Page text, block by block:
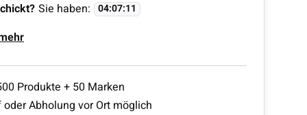
Sie haben: 04:07:10
Produkte + 50 Marken
oder Abholung vor Ort möglich